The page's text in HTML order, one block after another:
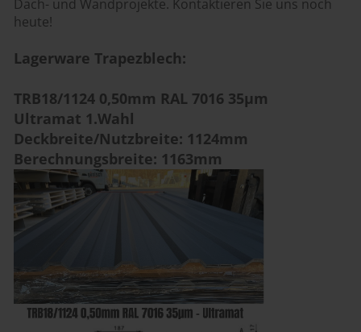
Dach- und Wandprojekte. Kontaktieren Sie uns noch
heute!
Lagerware Trapezblech:
TRB18/1124 0,50mm RAL 7016 35µm
Ultramat 1.Wahl
Deckbreite/Nutzbreite: 1124mm
Berechnungsbreite: 1163mm